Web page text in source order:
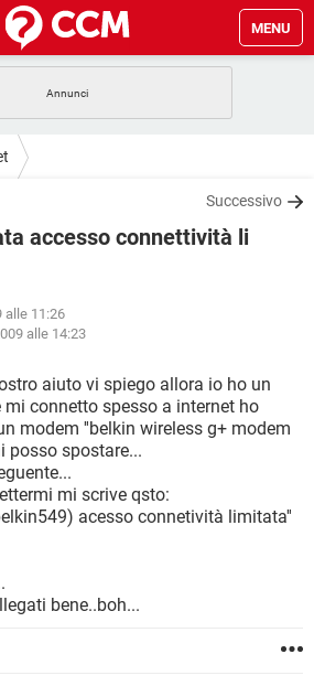
MENU
WHATSAPP
FACEBOOK
GAMING
FACEBOOK
ANDROID
WHATSAPP
FACEBOOK
ANDROID
WINDOWS 10
FACEBOOK
Successivo
accesso connettività li
alle 11:26
alle 14:23
aiuto vi spiego allora io ho un
mi connetto spesso a internet ho
modem ''belkin wireless g+ modem
posso spostare...
mi scrive qsto:
acesso connetività limitata''
bene..boh...